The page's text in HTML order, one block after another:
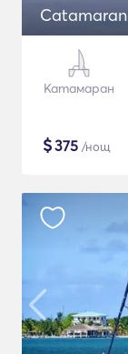
Catamaran
Катамаран
$375 /нощ